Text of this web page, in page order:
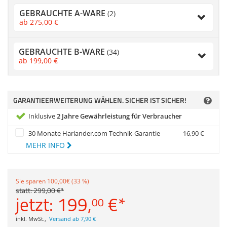
Merkzettel
GEBRAUCHTE A-WARE (2)
ab 275,00 €
GEBRAUCHTE B-WARE (34)
ab 199,00 €
GARANTIEERWEITERUNG WÄHLEN. SICHER IST SICHER!
Inklusive2 Jahre Gewährleistung für Verbraucher
30 Monate Harlander.com Technik-Garantie
16,90€
MEHR INFO
Sie sparen 100,00€ (33 %)
statt:299,00€*
jetzt: 199,00 €*
inkl. MwSt., Versand ab 7,90 €